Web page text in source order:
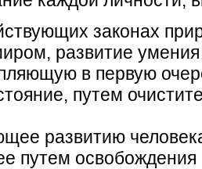
законах
развитие
в первую
путем
развитию
путем